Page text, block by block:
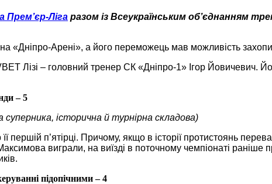
Прем’єр-Ліга разом із Всеукраїнським об’єднанням
«Дніпро-Арені», а його переможець мав можливість
Лізі – головний тренер СК «Дніпро-1» Ігор Йовичевич.
– 5
суперника, історична й турнірна складова)
її першій п’ятірці. Причому, якщо в історії протистоянь
Максимова виграли, на виїзді в поточному чемпіонаті
підопічними – 4